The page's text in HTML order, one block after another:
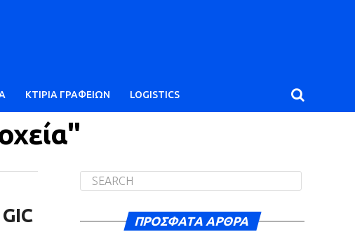
ΚΤΙΡΙΑ ΓΡΑΦΕΙΩΝ LOGISTICS
ΠΡΌΣΦΑΤΑ ΆΡΘΡΑ